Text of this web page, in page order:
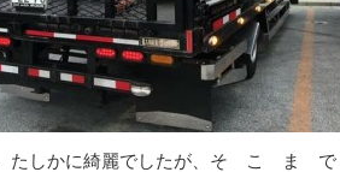
、たしかに綺麗でしたが、そ こ ま で